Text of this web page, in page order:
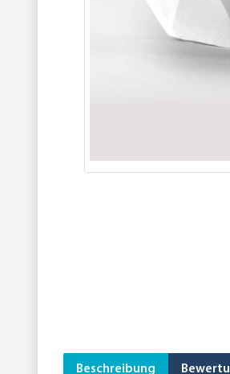
Beschreibung